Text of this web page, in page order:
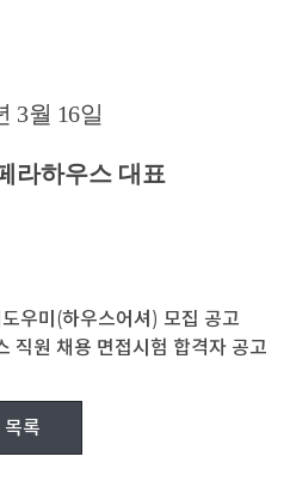
3월 16일
라하우스 대표
우미(하우스어셔) 모집 공고
직원 채용 면접시험 합격자 공고
목록